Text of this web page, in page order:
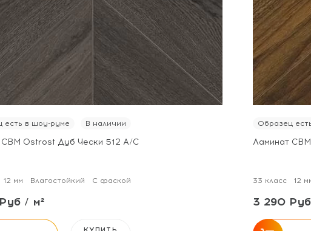
есть в шоу-руме В наличии
Ostrost Дуб Чески 512 А/С
12 мм Влагостойкий С фаской
/ м²
Образец
Ламинат
33 класс 12
3 290